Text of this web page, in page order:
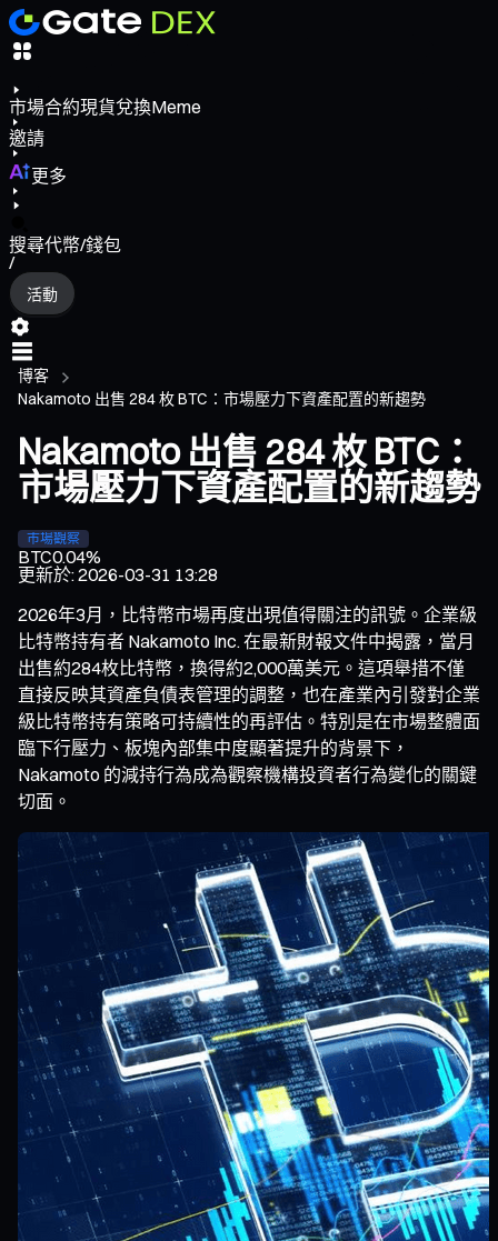
市場合約現貨兌換Meme
邀請
更多
搜尋代幣/錢包
/
活動
博客
Nakamoto 出售 284 枚 BTC：市場壓力下資產配置的新趨勢
Nakamoto 出售 284 枚 BTC：
市場壓力下資產配置的新趨勢
市場觀察
BTC0.04%
更新於:2026-03-31 13:28
2026年3月，比特幣市場再度出現值得關注的訊號。企業級
比特幣持有者 Nakamoto Inc. 在最新財報文件中揭露，當月
出售約284枚比特幣，換得約2,000萬美元。這項舉措不僅
直接反映其資產負債表管理的調整，也在產業內引發對企業
級比特幣持有策略可持續性的再評估。特別是在市場整體面
臨下行壓力、板塊內部集中度顯著提升的背景下，
Nakamoto 的減持行為成為觀察機構投資者行為變化的關鍵
切面。